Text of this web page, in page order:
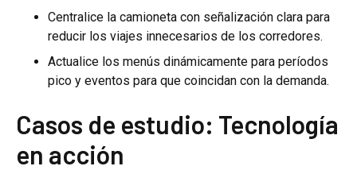
Centralice la camioneta con señalización clara para
reducir los viajes innecesarios de los corredores.
Actualice los menús dinámicamente para períodos
pico y eventos para que coincidan con la demanda.
Casos de estudio: Tecnología
en acción